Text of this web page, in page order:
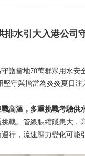
水引大入港公司
當地70萬群眾用水安
守與擔當為炎炎夏日注
溫，多重挑戰考驗供
。管線脹縮隱患大，
行，流速壓力變化可